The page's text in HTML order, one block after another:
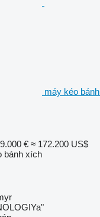
máy kéo
€ ≈ 172.200 US$
bánh xích